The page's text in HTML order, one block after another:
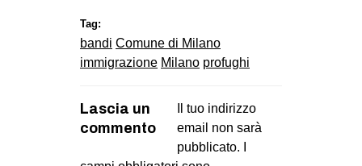
Tag:
bandi Comune di Milano
immigrazione Milano profughi
Lascia un
commento
Il tuo indirizzo
email non sarà
pubblicato.